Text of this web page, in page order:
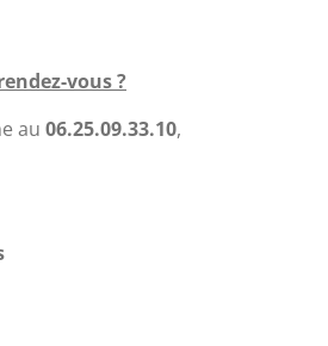
vous ?
au 06.25.09.33.10,